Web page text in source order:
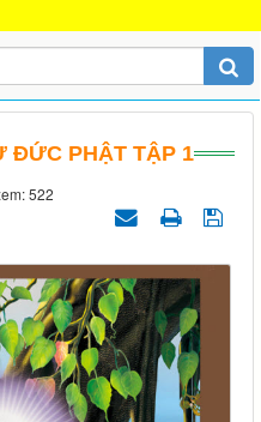
ĐỨC PHẬT TẬP 1
522